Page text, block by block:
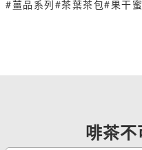
#薑品系列#茶葉茶包#果干
啡茶不